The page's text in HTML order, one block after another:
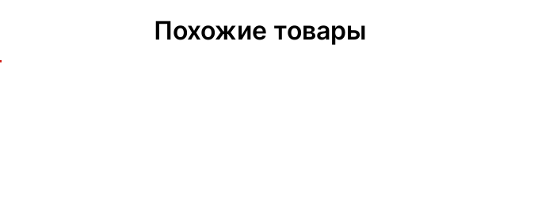
Похожие товары